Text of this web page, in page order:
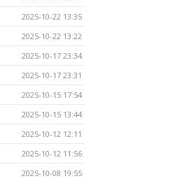
2025-10-22 13:35
2025-10-22 13:22
2025-10-17 23:34
2025-10-17 23:31
2025-10-15 17:54
2025-10-15 13:44
2025-10-12 12:11
2025-10-12 11:56
2025-10-08 19:55